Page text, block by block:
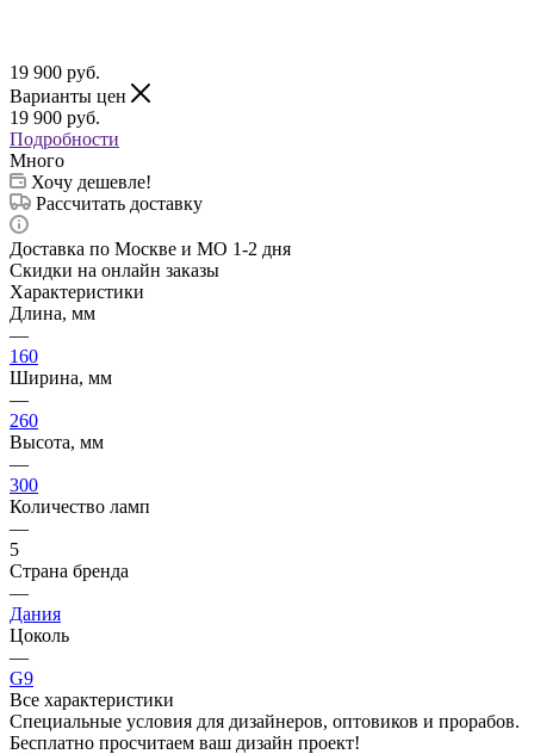
19 900 руб.
Варианты цен
19 900 руб.
Подробности
Много
Хочу дешевле!
Рассчитать доставку
Доставка по Москве и МО 1-2 дня
Скидки на онлайн заказы
Характеристики
Длина, мм
—
160
Ширина, мм
—
260
Высота, мм
—
300
Количество ламп
—
5
Страна бренда
—
Дания
Цоколь
—
G9
Все характеристики
Специальные условия для дизайнеров, оптовиков и прорабов.
Бесплатно просчитаем ваш дизайн проект!